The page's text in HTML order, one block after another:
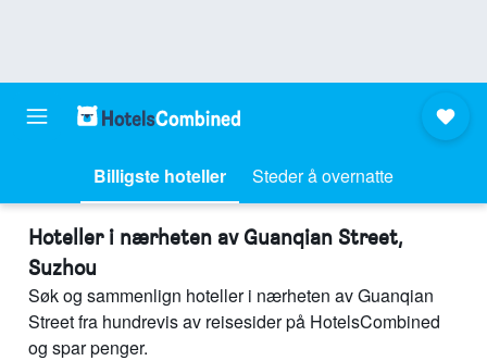
Billigste hoteller Steder å overnatte
Hoteller i nærheten av Guanqian Street,
Suzhou
Søk og sammenlign hoteller i nærheten av Guanqian
Street fra hundrevis av reisesider på HotelsCombined
og spar penger.